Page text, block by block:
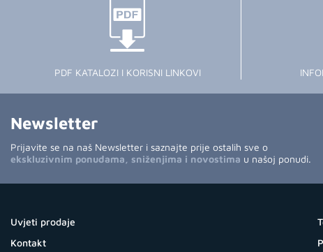
PDF KATALOZI I KORISNI LINKOVI
Newsletter
Prijavite se na naš Newsletter i saznajte prije ostalih sve o
ekskluzivnim ponudama, sniženjima i novostima u našoj ponudi.
Uvjeti prodaje
Kontakt